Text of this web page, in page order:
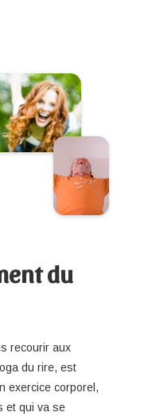
du
recourir aux
du rire, est
exercice corporel,
et qui va se